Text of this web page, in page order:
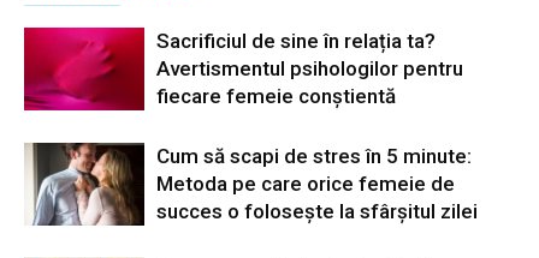
Sacrificiul de sine în relația ta?
Avertismentul psihologilor pentru
fiecare femeie conștientă
Cum să scapi de stres în 5 minute:
Metoda pe care orice femeie de
succes o folosește la sfârșitul zilei